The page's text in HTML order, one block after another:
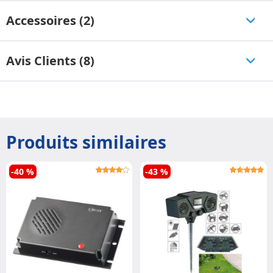
Accessoires (2)
Avis Clients (8)
Produits similaires
-40 % -43 %